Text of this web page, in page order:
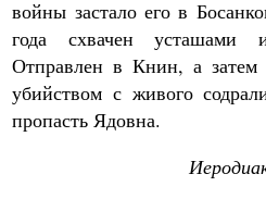
войны застало его в
года схвачен усташами
Отправлен в Книн, а затем
убийством с живого
пропасть Ядовна.